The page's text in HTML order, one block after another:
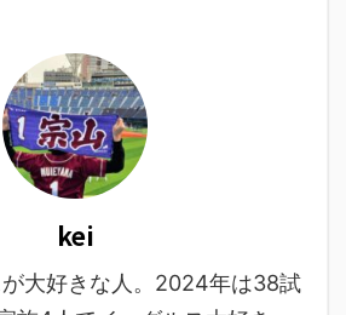
kei
大好きな人。2024年は38試